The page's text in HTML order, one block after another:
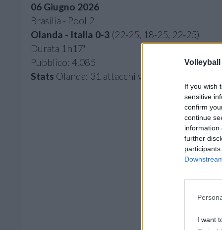
Volleyball
If you wish
sensitive
confirm
continue
information
further
I want
06 Giugno 2026
Brasilia - Pool 2
Olanda - Italia 0-3 (22-25, 18-25, 22-25)
Durata 1h17'
Pubblico: 4.085
Stats Olanda: 31 attacchi vincenti, 8 muri, 6